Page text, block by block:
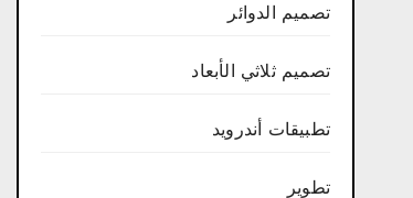
تصميم الدوائر
تصميم ثلاثي الأبعاد
تطبيقات أندرويد
تطوير